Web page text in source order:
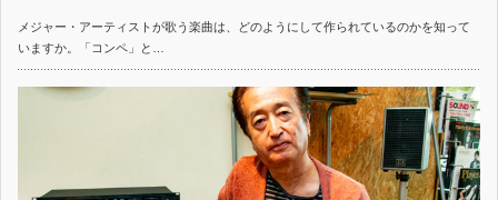
メジャー・アーティストが歌う楽曲は、どのようにして作られているのかを知って
いますか。「コンペ」と…